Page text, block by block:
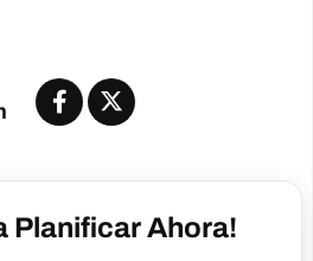
Planificar Ahora!